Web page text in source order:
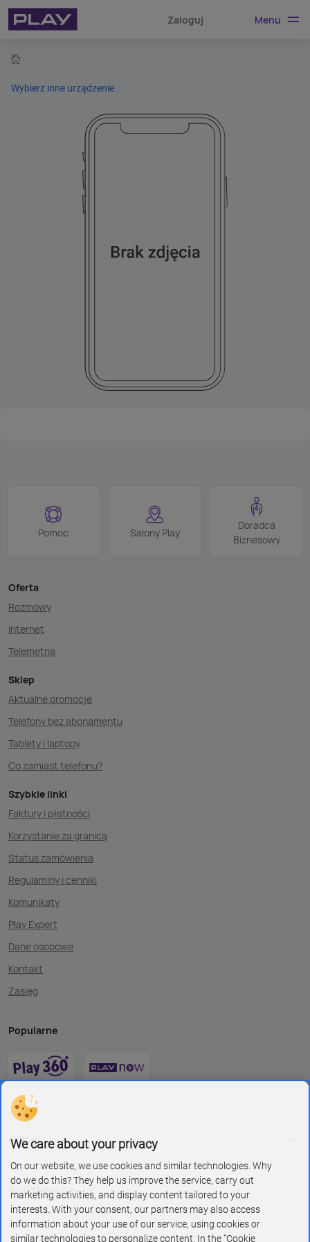
Zaloguj Menu
Wybierz inne urządzenie
Pomoc Salony Play
Doradca
Biznesowy
Oferta
Rozmowy
Internet
Telemetria
Sklep
Aktualne promocje
Telefony bez abonamentu
Tablety i laptopy
Co zamiast telefonu?
Szybkie linki
Faktury i płatności
Korzystanie za granicą
Status zamówienia
Regulaminy i cenniki
Komunikaty
Play Expert
Dane osobowe
Kontakt
Zasięg
Popularne
O Play
Znajdź nas na
We care about your privacy
On our website, we use cookies and similar technologies. Why
do we do this? They help us improve the service, carry out
marketing activities, and display content tailored to your
interests. With your consent, our partners may also access
information about your use of our service, using cookies or
similar technologies to personalize content. In the “Cookie